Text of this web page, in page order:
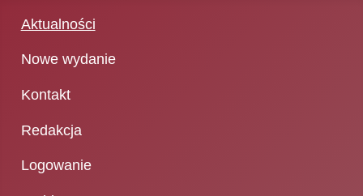
Aktualności
Nowe wydanie
Kontakt
Redakcja
Logowanie